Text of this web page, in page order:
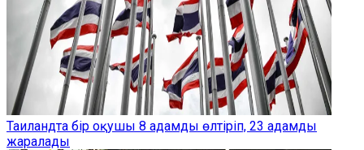
Таиландта бір оқушы 8 адамды өлтіріп, 23 адамды
жаралады